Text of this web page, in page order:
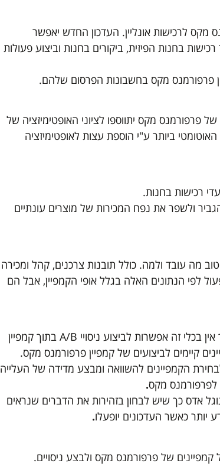
מקס לרכישות אונליין. העדכון החדש יאפשר
בחנות הפיזית, ביקורים בחנות וביצוע פעולות
פרפורמנס מקס בחשבונות הפרסום שלהם.
פרפורמנס מקס יתווספו לציוני האופטימיזציה של
ביותר ע"י הוספת עצות לאופטימיזציה
רכישות בחנות.
ולשפר את נפח המכירות של מוצרים עונתיים
מה עובד ולמה. כולל תובנות צרכנים, קהל ומכירה
לפי הנתונים האלה בגלל אופי הקמפיין, אבל הם
בואו לא נטעה אומנם הכלי נקרא ניסוי לפרפורמנס מקס, אך אין בכלי זה אפשרות לביצוע ניסויי A/B בתוך קמפיין
קיימים לביצועים של קמפיין פרפורמנס מקס.
הקמפיינים להשוואה ומבצע מדידה של העלייה
לפרפורמנס מקס.
אדס כך שיש לבחון בזהירות את הדברים שנראים
יותר כאשר העדכונים יופעלו.